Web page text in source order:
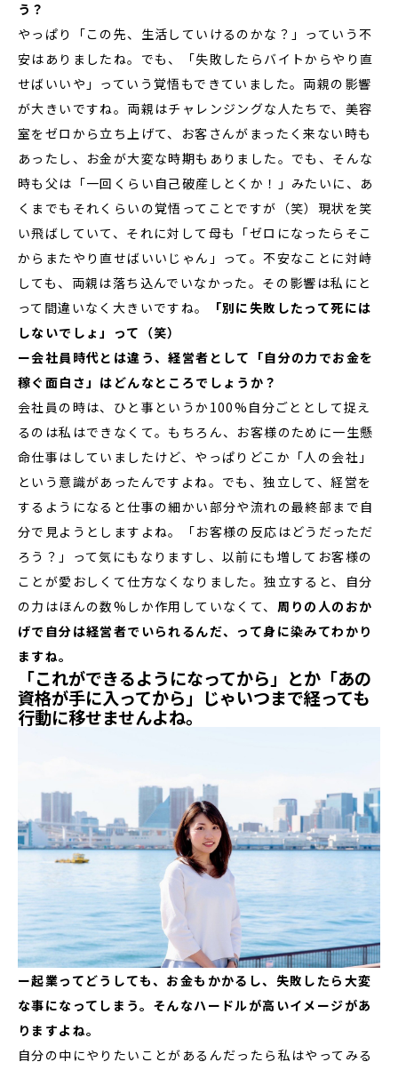
う？
やっぱり「この先、生活していけるのかな？」っていう不
安はありましたね。でも、「失敗したらバイトからやり直
せばいいや」っていう覚悟もできていました。両親の影響
が大きいですね。両親はチャレンジングな人たちで、美容
室をゼロから立ち上げて、お客さんがまったく来ない時も
あったし、お金が大変な時期もありました。でも、そんな
時も父は「一回くらい自己破産しとくか！」みたいに、あ
くまでもそれくらいの覚悟ってことですが（笑）現状を笑
い飛ばしていて、それに対して母も「ゼロになったらそこ
からまたやり直せばいいじゃん」って。不安なことに対峙
しても、両親は落ち込んでいなかった。その影響は私にと
って間違いなく大きいですね。
「別に失敗したって死には
しないでしょ」って（笑）
ー会社員時代とは違う、経営者として「自分の力でお金を
稼ぐ面白さ」はどんなところでしょうか？
会社員の時は、ひと事というか100%自分ごととして捉え
るのは私はできなくて。もちろん、お客様のために一生懸
命仕事はしていましたけど、やっぱりどこか「人の会社」
という意識があったんですよね。でも、独立して、経営を
するようになると仕事の細かい部分や流れの最終部まで自
分で見ようとしますよね。「お客様の反応はどうだっただ
ろう？」って気にもなりますし、以前にも増してお客様の
ことが愛おしくて仕方なくなりました。独立すると、自分
の力はほんの数%しか作用していなくて、 周りの人のおか
げで自分は経営者でいられるんだ、って身に染みてわかり
ますね。
「これができるようになってから」とか「あの
資格が手に入ってから」じゃいつまで経っても
行動に移せませんよね。
ー起業ってどうしても、お金もかかるし、失敗したら大変
な事になってしまう。そんなハードルが高いイメージがあ
りますよね。
自分の中にやりたいことがあるんだったら私はやってみる